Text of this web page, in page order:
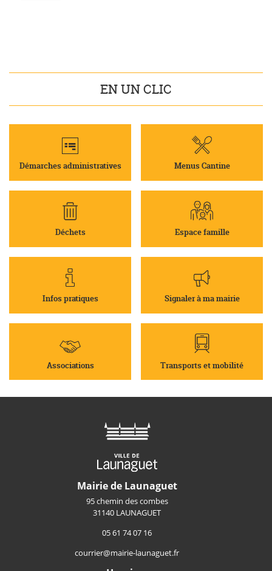
EN UN CLIC
Démarches administratives Menus Cantine
Déchets Espace famille
Infos pratiques Signaler à ma mairie
Associations Transports et mobilité
Mairie de Launaguet
95 chemin des combes
31140 LAUNAGUET
05 61 74 07 16
courrier@mairie-launaguet.fr